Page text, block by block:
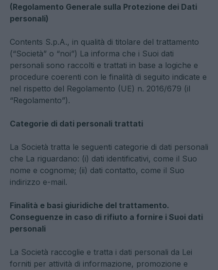
(Regolamento Generale sulla Protezione dei Dati
personali)
Contents S.p.A., in qualità di titolare del trattamento
(“Società” o “noi”) La informa che i Suoi dati
personali sono raccolti e trattati in base a logiche e
procedure coerenti con le finalità di seguito indicate e
nel rispetto del Regolamento (UE) n. 2016/679 (il
“Regolamento”).
Categorie di dati personali trattati
La Società tratta le seguenti categorie di dati personali
che La riguardano: (i) dati identificativi, come il Suo
nome e cognome; (ii) dati contatto, come il Suo
indirizzo e-mail.
Finalità e basi giuridiche del trattamento.
Conseguenze in caso di rifiuto a fornire i Suoi dati
personali
La Società raccoglie e tratta i dati personali da Lei
forniti per attività di informazione, promozione e